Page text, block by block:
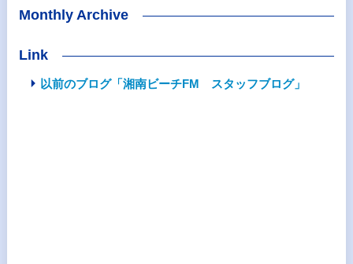
Monthly Archive
Link
以前のブログ「湘南ビーチFM スタッフブログ」